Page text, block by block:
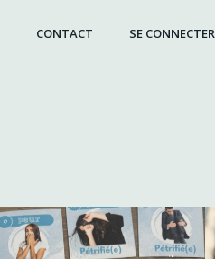
CONTACT SE CONNECTER